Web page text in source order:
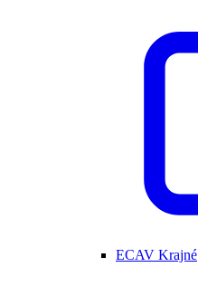
ECAV Krajné